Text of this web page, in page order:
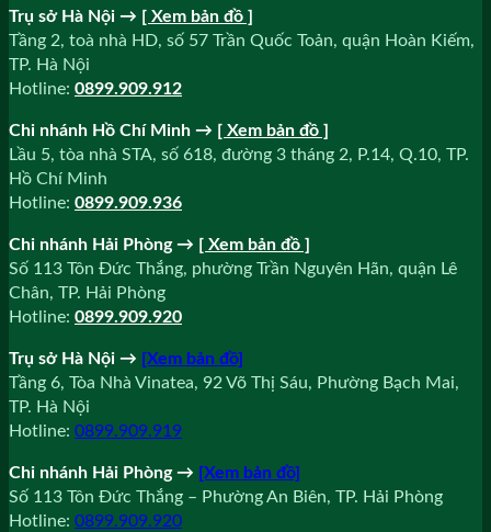
Trụ sở Hà Nội → [ Xem bản đồ ]
Tầng 2, toà nhà HD, số 57 Trần Quốc Toản, quận Hoàn Kiếm,
TP. Hà Nội
Hotline: 0899.909.912
Chi nhánh Hồ Chí Minh → [ Xem bản đồ ]
Lầu 5, tòa nhà STA, số 618, đường 3 tháng 2, P.14, Q.10, TP.
Hồ Chí Minh
Hotline: 0899.909.936
Chi nhánh Hải Phòng → [ Xem bản đồ ]
Số 113 Tôn Đức Thắng, phường Trần Nguyên Hãn, quận Lê
Chân, TP. Hải Phòng
Hotline: 0899.909.920
Trụ sở Hà Nội → [Xem bản đồ]
Tầng 6, Tòa Nhà Vinatea, 92 Võ Thị Sáu, Phường Bạch Mai,
TP. Hà Nội
Hotline: 0899.909.919
Chi nhánh Hải Phòng→ [Xem bản đồ]
Số 113 Tôn Đức Thắng – Phường An Biên, TP. Hải Phòng
Hotline: 0899.909.920